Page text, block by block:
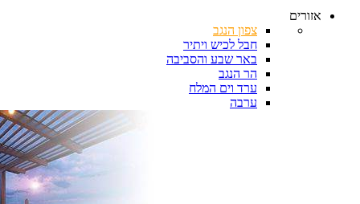
אזורים
צפון הנגב
חבל לכיש ויתיר
באר שבע והסביבה
הר הנגב
ערד וים המלח
ערבה